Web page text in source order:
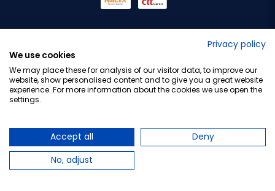
Privacy policy
We use cookies
We may place these for analysis of our visitor data, to improve our
website, show personalised content and to give you a great website
experience. For more information about the cookies we use open the
settings.
Accept all
Deny
No, adjust